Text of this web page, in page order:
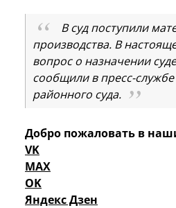
В суд поступили
производства. В
вопрос о назначении
сообщили в пресс-службе
районного суда.
Добро пожаловать в
VK
MAX
OK
Яндекс Дзен